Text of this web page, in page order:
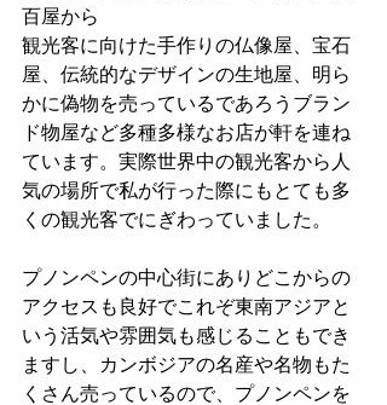
百屋から
観光客に向けた手作りの仏像屋、宝石
屋、伝統的なデザインの生地屋、明ら
かに偽物を売っているであろうブラン
ド物屋など多種多様なお店が軒を連ね
ています。実際世界中の観光客から人
気の場所で私が行った際にもとても多
くの観光客でにぎわっていました。
プノンペンの中心街にありどこからの
アクセスも良好でこれぞ東南アジアと
いう活気や雰囲気も感じることもでき
ますし、カンボジアの名産や名物もた
くさん売っているので、プノンペンを